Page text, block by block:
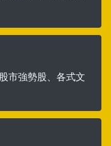
市強勢股、各式文